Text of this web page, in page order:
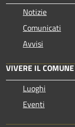
Notizie
Comunicati
Avvisi
VIVERE IL COMUNE
Luoghi
Eventi